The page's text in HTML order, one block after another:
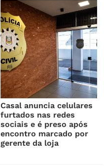
Casal anuncia celulares
furtados nas redes
sociais e é preso após
encontro marcado por
gerente da loja